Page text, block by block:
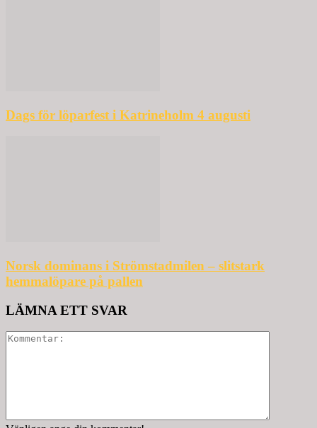
Dags för löparfest i Katrineholm 4 augusti
Norsk dominans i Strömstadmilen – slitstark
hemmalöpare på pallen
LÄMNA ETT SVAR